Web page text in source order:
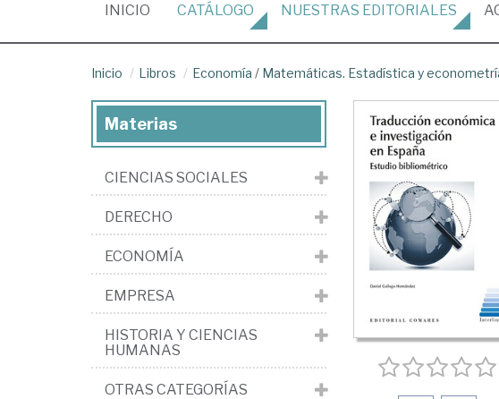
INICIO (CURRENT)
CATÁLOGO NUESTRAS EDITORIALES
Inicio Libros Economía / Matemáticas. Estadística y
Materias
CIENCIAS SOCIALES
DERECHO
ECONOMÍA
EMPRESA
HISTORIA Y CIENCIAS
HUMANAS
OTRAS CATEGORÍAS